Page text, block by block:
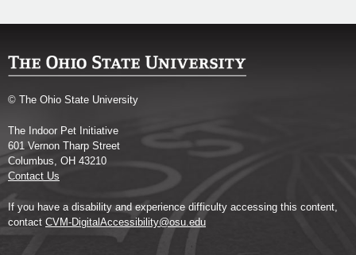
© The Ohio State University
The Indoor Pet Initiative
601 Vernon Tharp Street
Columbus, OH 43210
Contact Us
If you have a disability and experience difficulty accessing this content,
contact CVM-DigitalAccessibility@osu.edu